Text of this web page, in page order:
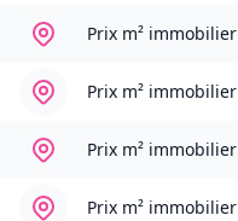
Prix m² immobilier
Prix m² immobilier
Prix m² immobilier
Prix m² immobilier